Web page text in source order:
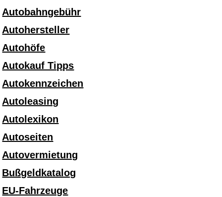
Autobahngebühr
Autohersteller
Autohöfe
Autokauf Tipps
Autokennzeichen
Autoleasing
Autolexikon
Autoseiten
Autovermietung
Bußgeldkatalog
EU-Fahrzeuge